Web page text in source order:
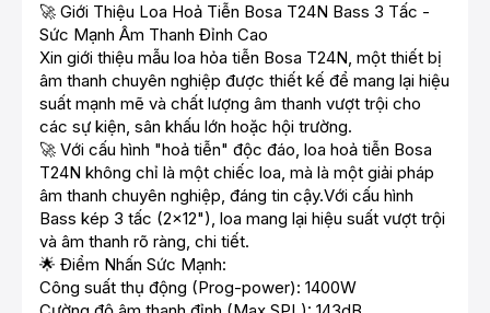
🚀 Giới Thiệu Loa Hoả Tiễn Bosa T24N Bass 3 Tấc -
Sức Mạnh Âm Thanh Đỉnh Cao
Xin giới thiệu mẫu loa hỏa tiễn Bosa T24N, một thiết bị
âm thanh chuyên nghiệp được thiết kế để mang lại hiệu
suất mạnh mẽ và chất lượng âm thanh vượt trội cho
các sự kiện, sân khấu lớn hoặc hội trường.
🚀 Với cấu hình "hoả tiễn" độc đáo, loa hoả tiễn Bosa
T24N không chỉ là một chiếc loa, mà là một giải pháp
âm thanh chuyên nghiệp, đáng tin cậy.Với cấu hình
Bass kép 3 tấc (2x12"), loa mang lại hiệu suất vượt trội
và âm thanh rõ ràng, chi tiết.
🌟 Điểm Nhấn Sức Mạnh:
Công suất thụ động (Prog-power): 1400W